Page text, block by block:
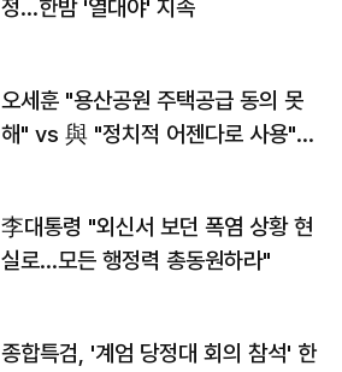
정…한밤 '열대야' 지속
오세훈 "용산공원 주택공급 동의 못
해" vs 與 "정치적 어젠다로 사용"
李대통령 "외신서 보던 폭염 상황 현
실로…모든 행정력 총동원하라"
종합특검, '계엄 당정대 회의 참석' 한